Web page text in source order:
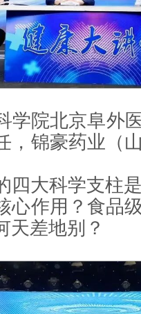
学院北京阜外
，锦豪药业（
四大科学支柱
心作用？食品
天差地别？